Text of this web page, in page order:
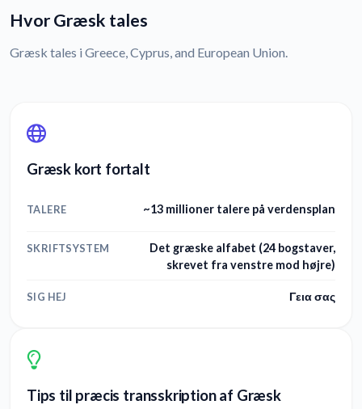
Hvor Græsk tales
Græsk tales i Greece, Cyprus, and European Union.
Græsk kort fortalt
TALERE ~13 millioner talere på verdensplan
SKRIFTSYSTEM
Det græske alfabet (24 bogstaver,
skrevet fra venstre mod højre)
SIG HEJ Γεια σας
Tips til præcis transskription af Græsk